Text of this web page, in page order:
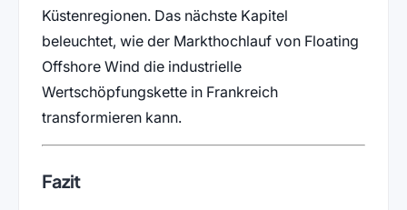
Küstenregionen. Das nächste Kapitel
beleuchtet, wie der Markthochlauf von Floating
Offshore Wind die industrielle
Wertschöpfungskette in Frankreich
transformieren kann.
Fazit